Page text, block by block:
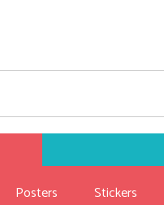
Posters Stickers